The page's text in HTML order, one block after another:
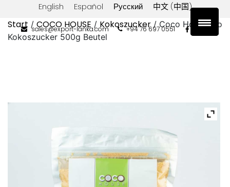
English Español Русский 中文 (中国)
sales@export-lanka.com +94 76 697 0551
Start / COCO HOUSE / Kokoszucker/ Coco House Bio
Kokoszucker 500g Beutel